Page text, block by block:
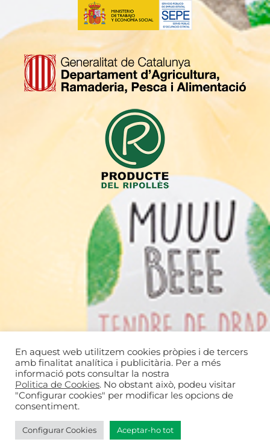
En aquest web utilitzem cookies pròpies i de tercers
amb finalitat analítica i publicitària. Per a més
informació pots consultar la nostra
Politica de Cookies. No obstant això, podeu visitar
"Configurar cookies" per modificar les opcions de
consentiment.
Configurar Cookies Aceptar-ho tot